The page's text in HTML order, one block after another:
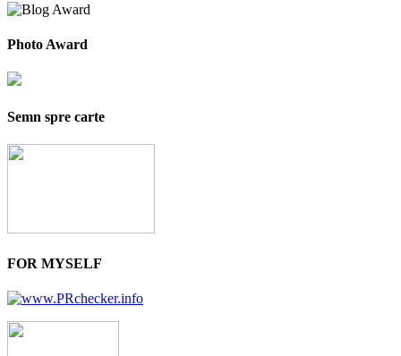
Photo Award
Semn spre carte
FOR MYSELF